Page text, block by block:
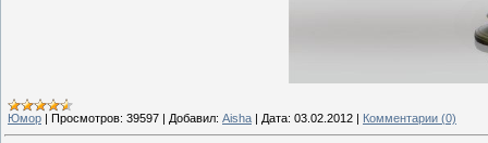
Юмор Просмотров: 39597 Добавил: Aisha Дата: 03.02.2012 Комментарии (0)